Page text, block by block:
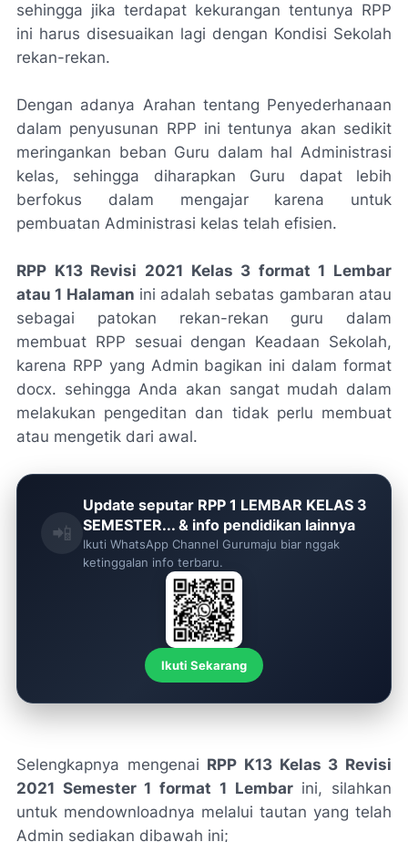
sehingga jika terdapat kekurangan tentunya RPP
ini harus disesuaikan lagi dengan Kondisi Sekolah
rekan-rekan.
Dengan adanya Arahan tentang Penyederhanaan
dalam penyusunan RPP ini tentunya akan sedikit
meringankan beban Guru dalam hal Administrasi
kelas, sehingga diharapkan Guru dapat lebih
berfokus dalam mengajar karena untuk
pembuatan Administrasi kelas telah efisien.
RPP K13 Revisi 2021 Kelas 3 format 1 Lembar
atau 1 Halaman ini adalah sebatas gambaran atau
sebagai patokan rekan-rekan guru dalam
membuat RPP sesuai dengan Keadaan Sekolah,
karena RPP yang Admin bagikan ini dalam format
docx. sehingga Anda akan sangat mudah dalam
melakukan pengeditan dan tidak perlu membuat
atau mengetik dari awal.
📲
Update seputar RPP 1 LEMBAR KELAS 3
SEMESTER... & info pendidikan lainnya
Ikuti WhatsApp Channel Gurumaju biar nggak
ketinggalan info terbaru.
Ikuti Sekarang
Selengkapnya mengenai RPP K13 Kelas 3 Revisi
2021 Semester 1 format 1 Lembarini, silahkan
untuk mendownloadnya melalui tautan yang telah
Admin sediakan dibawah ini;